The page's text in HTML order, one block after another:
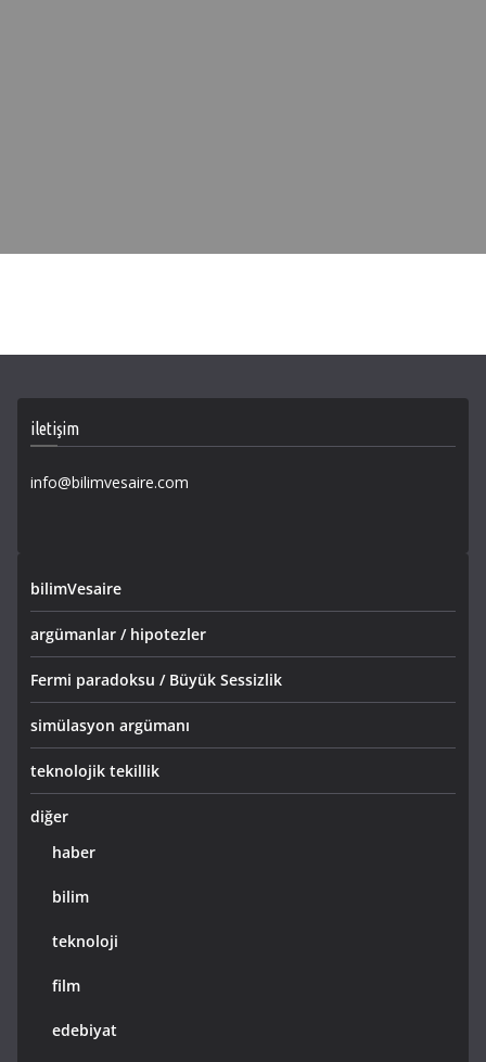
iletişim
info@bilimvesaire.com
bilimVesaire
argümanlar / hipotezler
Fermi paradoksu / Büyük Sessizlik
simülasyon argümanı
teknolojik tekillik
diğer
haber
bilim
teknoloji
film
edebiyat